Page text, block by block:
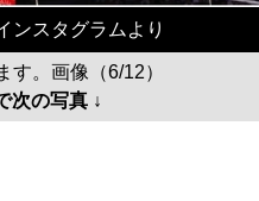
ンスタグラムより
す。画像（6/12）
次の写真 ↓